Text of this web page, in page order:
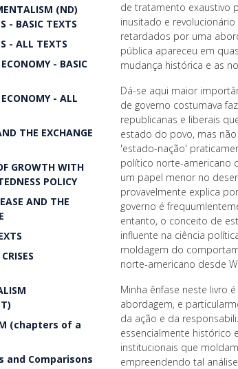
(ND)
- BASIC TEXTS
- ALL TEXTS
- BASIC
- ALL
THE EXCHANGE
GROWTH WITH
POLICY
AND THE
(chapters of a
and Comparisons
de tratamento exaustivo
inusitado e
retardados por uma
pública apareceu em
mudança histórica e as
Dá-se aqui maior
de governo costumava
republicanas e liberais
estado do povo, mas
'estado-nação'
político norte-americano
um papel menor no
provavelmente explica
governo é
entanto, o conceito de
influente na ciência
moldagem do
norte-americano desde
Minha ênfase neste livro
abordagem, e
da ação e da
essencialmente histórico
institucionais que
empreendendo tal